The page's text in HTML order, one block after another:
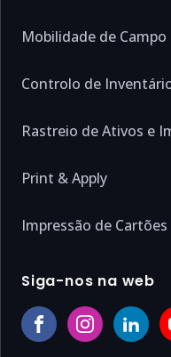
Mobilidade de Campo
Controlo de
Rastreio de Ativos e
Print & Apply
Impressão de
Siga-nos na web